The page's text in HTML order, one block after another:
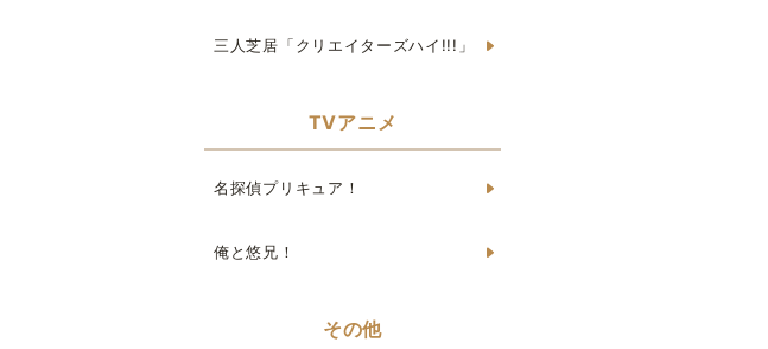
三人芝居「クリエイターズハイ!!!」
TVアニメ
名探偵プリキュア！
俺と悠兄！
その他